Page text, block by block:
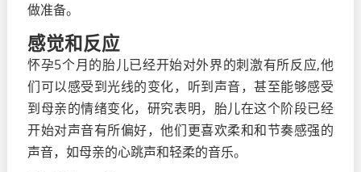
做准备。
感觉和反应
怀孕5个月的胎儿已经开始对外界的刺激有所反应,他
们可以感受到光线的变化，听到声音，甚至能够感受
到母亲的情绪变化，研究表明，胎儿在这个阶段已经
开始对声音有所偏好，他们更喜欢柔和和节奏感强的
声音，如母亲的心跳声和轻柔的音乐。